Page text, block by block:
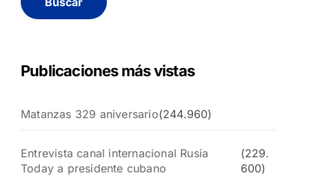
a
Publicaciones más vistas
Matanzas 329 aniversario(244.960)
Entrevista canal internacional Rusia
Today a presidente cubano
(229.
600)